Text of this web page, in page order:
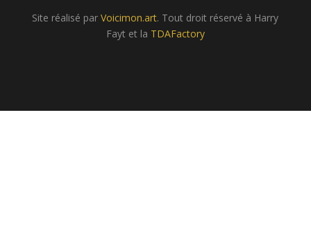
Site réalisé parVoicimon.art. Tout droit réservé à Harry
Fayt et la TDAFactory